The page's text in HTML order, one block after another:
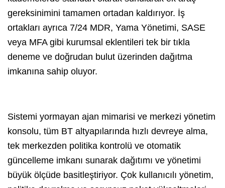
gereksinimini tamamen ortadan kaldırıyor. İş
ortakları ayrıca 7/24 MDR, Yama Yönetimi, SASE
veya MFA gibi kurumsal eklentileri tek bir tıkla
deneme ve doğrudan bulut üzerinden dağıtma
imkanına sahip oluyor.
Sistemi yormayan ajan mimarisi ve merkezi yönetim
konsolu, tüm BT altyapılarında hızlı devreye alma,
tek merkezden politika kontrolü ve otomatik
güncelleme imkanı sunarak dağıtımı ve yönetimi
büyük ölçüde basitleştiriyor. Çok kullanıcılı yönetim,